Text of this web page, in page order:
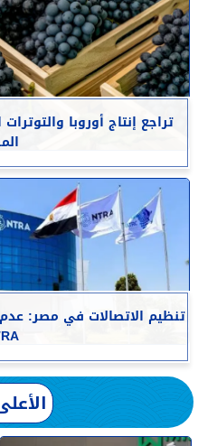
تراجع إنتاج أوروبا